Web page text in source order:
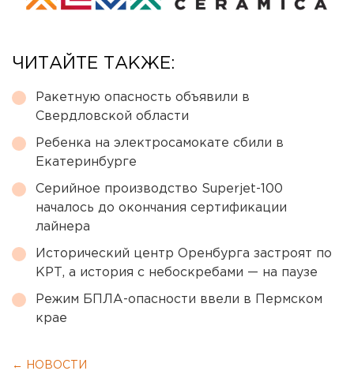
ЧИТАЙТЕ ТАКЖЕ:
Ракетную опасность объявили в
Свердловской области
Ребенка на электросамокате сбили в
Екатеринбурге
Серийное производство Superjet-100
началось до окончания сертификации
лайнера
Исторический центр Оренбурга застроят по
КРТ, а история с небоскребами — на паузе
Режим БПЛА-опасности ввели в Пермском
крае
← НОВОСТИ